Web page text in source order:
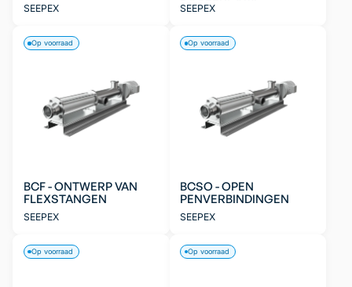
SEEPEX SEEPEX
BCF - ONTWERP VAN
FLEXSTANGEN
SEEPEX
Op voorraad
BCSO - OPEN
PENVERBINDINGEN
SEEPEX
Op voorraad
Op voorraad Op voorraad